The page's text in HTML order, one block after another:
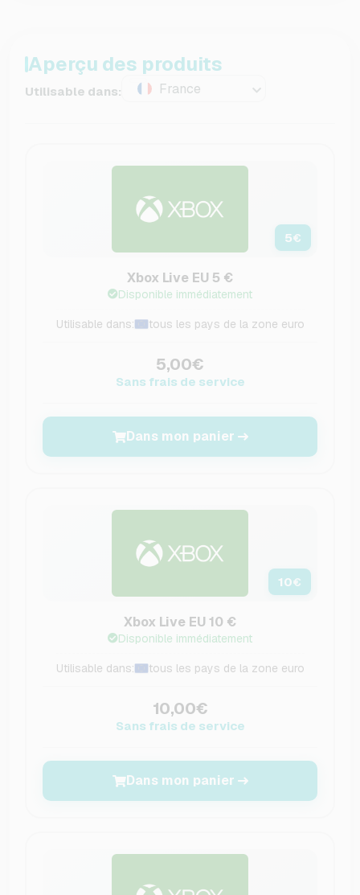
Aperçu des produits
Utilisable dans: France
5€
Xbox Live EU 5 €
Disponible immédiatement
Utilisable dans: tous les pays de la zone euro
5,00€
Sans frais de service
Dans mon panier
10€
Xbox Live EU 10 €
Disponible immédiatement
Utilisable dans: tous les pays de la zone euro
10,00€
Sans frais de service
Dans mon panier